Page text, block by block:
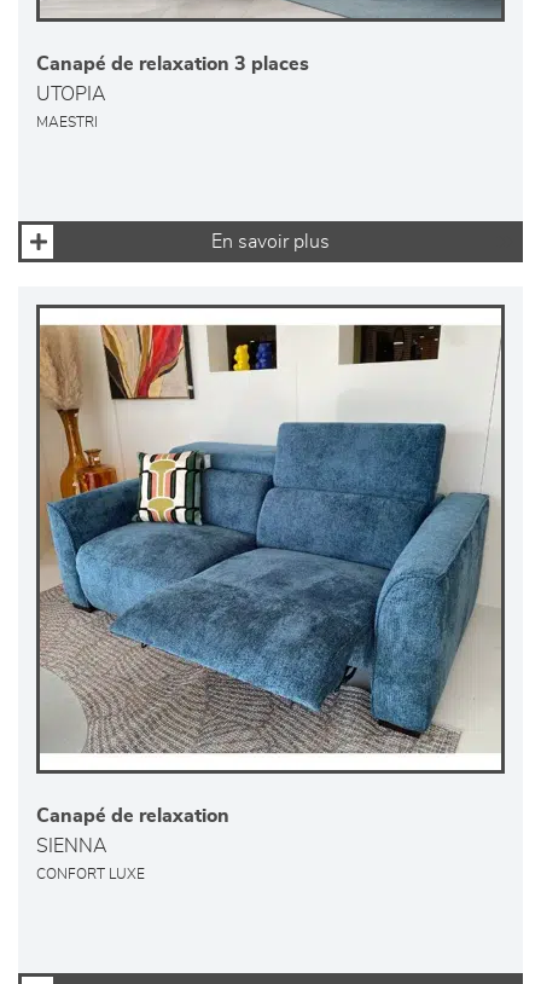
Canapé de relaxation 3 places
UTOPIA
MAESTRI
En savoir plus
Canapé de relaxation
SIENNA
CONFORT LUXE